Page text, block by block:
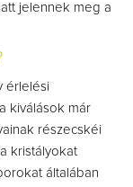
jelennek meg a
érlelési
kiválások már
részecskéi
kristályokat
általában